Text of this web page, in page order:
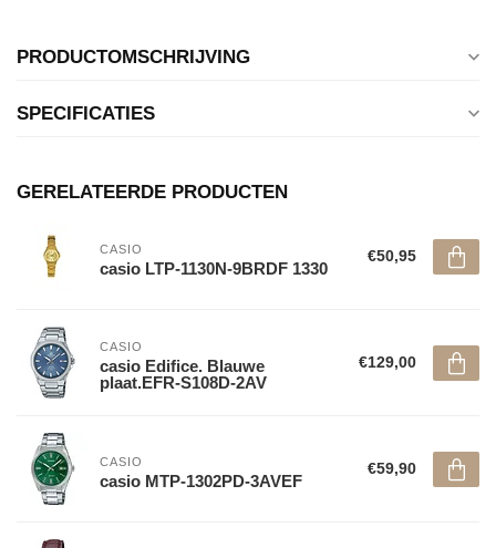
PRODUCTOMSCHRIJVING
SPECIFICATIES
GERELATEERDE PRODUCTEN
CASIO
casio LTP-1130N-9BRDF 1330
€50,95
CASIO
casio Edifice. Blauwe
plaat.EFR-S108D-2AV
€129,00
CASIO
casio MTP-1302PD-3AVEF
€59,90